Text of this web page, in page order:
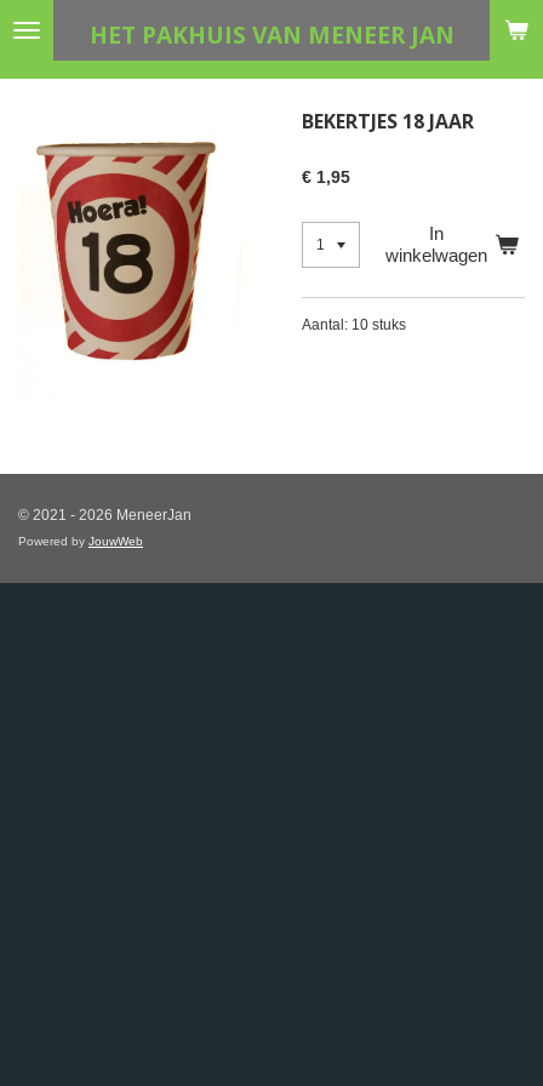
Ga
HET PAKHUIS VAN MENEER JAN
BEKERTJES 18 JAAR
€ 1,95
In
winkelwagen
Aantal: 10 stuks
© 2021 - 2026 MeneerJan
Powered by JouwWeb